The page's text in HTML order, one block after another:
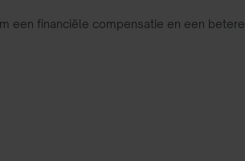
een financiële compensatie en een betere